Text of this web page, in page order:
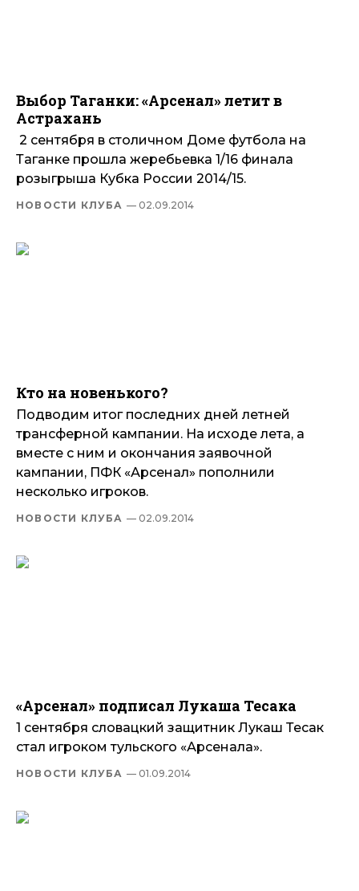
Выбор Таганки: «Арсенал» летит в
Астрахань
2 сентября в столичном Доме футбола на
Таганке прошла жеребьевка 1/16 финала
розыгрыша Кубка России 2014/15.
НОВОСТИ КЛУБА — 02.09.2014
Кто на новенького?
Подводим итог последних дней летней
трансферной кампании. На исходе лета, а
вместе с ним и окончания заявочной
кампании, ПФК «Арсенал» пополнили
несколько игроков.
НОВОСТИ КЛУБА — 02.09.2014
«Арсенал» подписал Лукаша Тесака
1 сентября словацкий защитник Лукаш Тесак
стал игроком тульского «Арсенала».
НОВОСТИ КЛУБА — 01.09.2014